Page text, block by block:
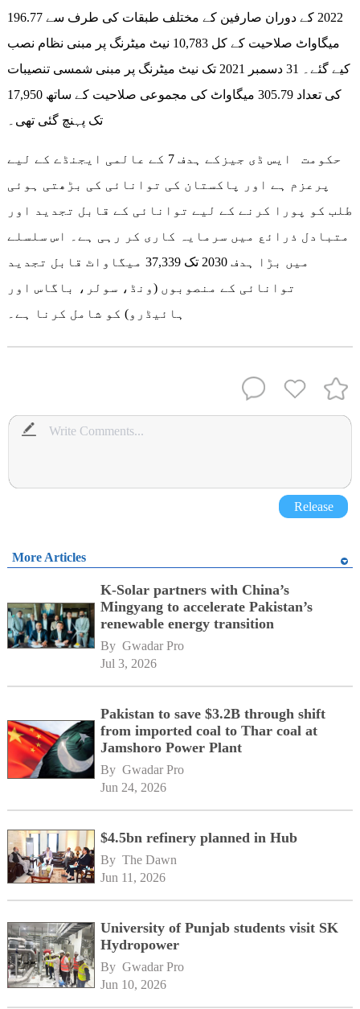
2022 کے دوران صارفین کے مختلف طبقات کی طرف سے 196.77
میگاواٹ صلاحیت کے کل 10,783 نیٹ میٹرنگ پر مبنی نظام نصب
کیے گئے۔ 31 دسمبر 2021 تک نیٹ میٹرنگ پر مبنی شمسی تنصیبات
کی تعداد 305.79 میگاواٹ کی مجموعی صلاحیت کے ساتھ 17,950
تک پہنچ گئی تھی۔
حکومت ایس ڈی جیزکے ہدف 7 کے عالمی ایجنڈے کے لیے
پرعزم ہے اور پاکستان کی توانائی کی بڑھتی ہوئی
طلب کو پورا کرنے کے لیے توانائی کے قابل تجدید اور
متبادل ذرائع میں سرمایہ کاری کر رہی ہے۔ اس سلسلے
میں بڑا ہدف 2030 تک 37,339 میگاواٹ قابل تجدید
توانائی کے منصوبوں (ونڈ، سولر، باگاس اور
ہائیڈرو) کو شامل کرنا ہے۔
Release
More Articles
K-Solar partners with China’s
Mingyang to accelerate Pakistan’s
renewable energy transition
By Gwadar Pro
Jul 3, 2026
Pakistan to save $3.2B through shift
from imported coal to Thar coal at
Jamshoro Power Plant
By Gwadar Pro
Jun 24, 2026
$4.5bn refinery planned in Hub
By The Dawn
Jun 11, 2026
University of Punjab students visit SK
Hydropower
By Gwadar Pro
Jun 10, 2026